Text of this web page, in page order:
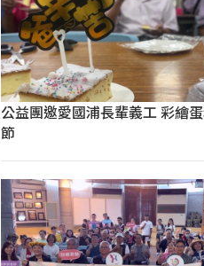
公益團邀愛國浦長輩義工 彩繪
節